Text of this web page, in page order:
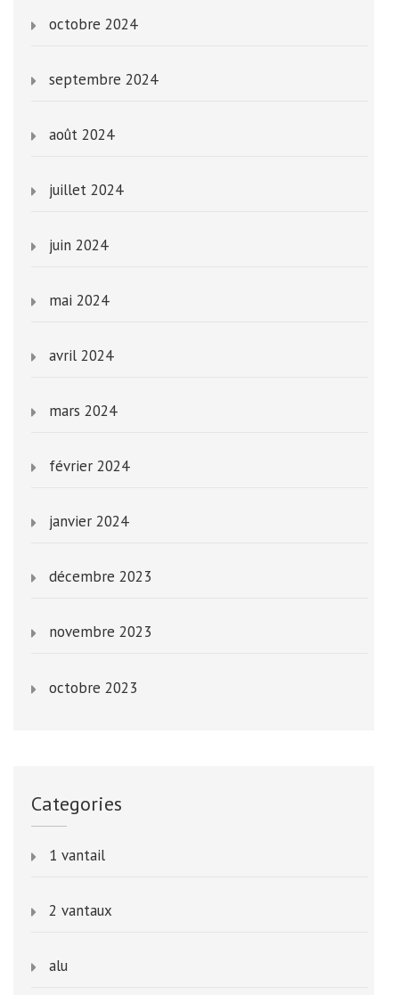
octobre 2024
septembre 2024
août 2024
juillet 2024
juin 2024
mai 2024
avril 2024
mars 2024
février 2024
janvier 2024
décembre 2023
novembre 2023
octobre 2023
Categories
1 vantail
2 vantaux
alu